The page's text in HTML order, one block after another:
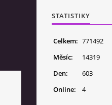
STATISTIKY
Online: 4
Celkem: 771492
Měsíc:
14319
Den:
603